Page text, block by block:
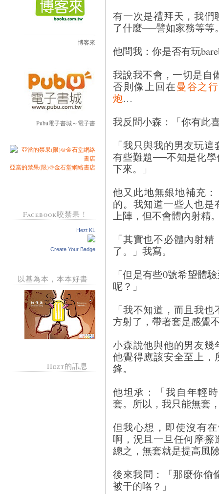
博客來
Pubu電子書城～電子書
亞當的禁果(限)@金石堂網絡書店
Facebook咬禁果！
Hezt KL
Create Your Badge
以基為本，本本好書
Hezt的訊息
有一次是禮拜天，我們
了什麼──譬如家務等等
他問我：你是否有玩
我說我不會，一切是自
否則像上回在曼谷之行
炮…
我反問小森：「你有此
「我只與我的男友玩
有些難題──不知是化
下來。」
他又此地無銀地補充
的。我知道一些人也
上陣，但不會體內射精
「其實也不必體內射
了。」我寫。
「但是有些0號希望體
呢？」
「我不知道，而且我
方射了，帶著套是感覺
小森說他與他的男友幾
他覺得應該安全至上，
鋒。
他坦承：「我自年輕
套。所以，我只能無套
但我心想，即使沒有
啊，況且一旦任何摩擦
總之，無套就是提高風
後來我問：「那麼你偷
被干的咯？」